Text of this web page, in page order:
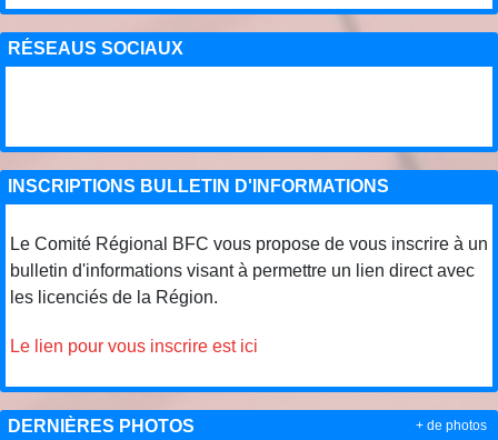
RÉSEAUS SOCIAUX
INSCRIPTIONS BULLETIN D'INFORMATIONS
Le Comité Régional BFC vous propose de vous inscrire à un
bulletin d'informations visant à permettre un lien direct avec
les licenciés de la Région.
Le lien pour vous inscrire est ici
DERNIÈRES PHOTOS + de photos